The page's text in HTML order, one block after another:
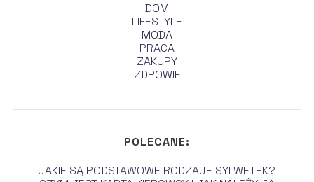
DOM
LIFESTYLE
MODA
PRACA
ZAKUPY
ZDROWIE
POLECANE:
JAKIE SĄ PODSTAWOWE RODZAJE SYLWETEK?